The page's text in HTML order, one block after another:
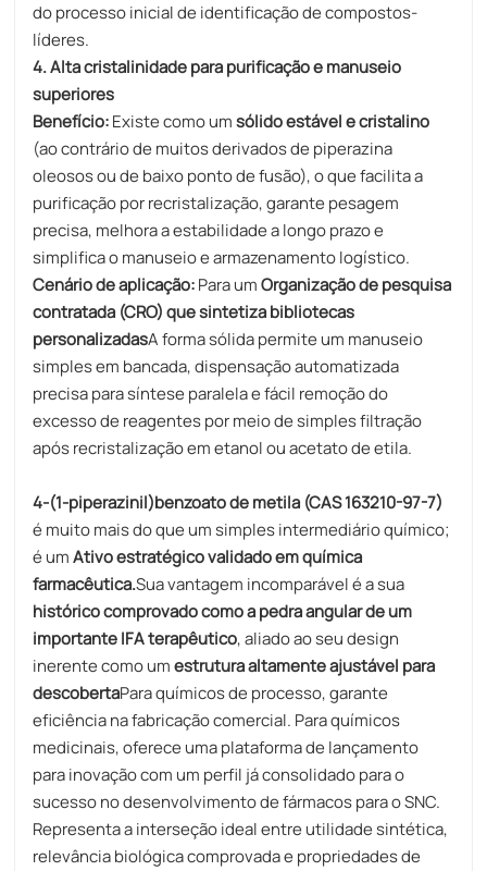
do processo inicial de identificação de compostos-
líderes.
4. Alta cristalinidade para purificação e manuseio
superiores
Benefício:Existe como umsólido estável e cristalino
(ao contrário de muitos derivados de piperazina
oleosos ou de baixo ponto de fusão), o que facilita a
purificação por recristalização, garante pesagem
precisa, melhora a estabilidade a longo prazo e
simplifica o manuseio e armazenamento logístico.
Cenário de aplicação:Para umOrganização de pesquisa
contratada (CRO) que sintetiza bibliotecas
personalizadasA forma sólida permite um manuseio
simples em bancada, dispensação automatizada
precisa para síntese paralela e fácil remoção do
excesso de reagentes por meio de simples filtração
após recristalização em etanol ou acetato de etila.
4-(1-piperazinil)benzoato de metila (CAS 163210-97-7)
é muito mais do que um simples intermediário químico;
é umAtivo estratégico validado em química
farmacêutica.Sua vantagem incomparável é a sua
histórico comprovado como a pedra angular de um
importante IFA terapêutico, aliado ao seu design
inerente como umestrutura altamente ajustável para
descobertaPara químicos de processo, garante
eficiência na fabricação comercial. Para químicos
medicinais, oferece uma plataforma de lançamento
para inovação com um perfil já consolidado para o
sucesso no desenvolvimento de fármacos para o SNC.
Representa a interseção ideal entre utilidade sintética,
relevância biológica comprovada e propriedades de